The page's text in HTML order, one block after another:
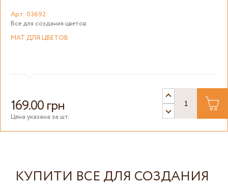
Арт: 03692
Все для создания цветов
МАТ ДЛЯ ЦВЕТОВ
169.00 грн
Цена указана за шт.
КУПИТИ ВСЕ ДЛЯ СОЗДАНИЯ